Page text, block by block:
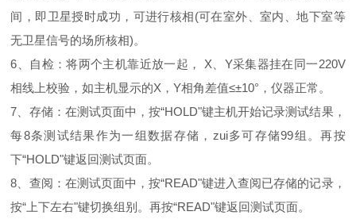
间，即卫星授时成功，可进行核相(可在室外、室内、地下室等
无卫星信号的场所核相)。
6、自检：将两个主机靠近放一起， X、Y采集器挂在同一220V
相线上校验，如主机显示的X，Y相角差值≤±10°，仪器正常。
7、存储：在测试页面中，按“HOLD"键主机开始记录测试结果，
每8条测试结果作为一组数据存储，zui多可存储99组。再按
下“HOLD"键返回测试页面。
8、查阅：在测试页面中，按“READ"键进入查阅已存储的记录，
按“上下左右"键切换组别。再按“READ"键返回测试页面。